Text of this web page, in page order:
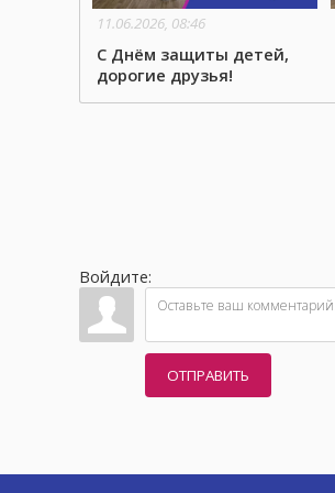
11.06.2026, 08:46
С Днём защиты детей,
дорогие друзья!
Войдите:
ОТПРАВИТЬ